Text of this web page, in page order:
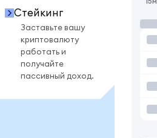
Стейкинг
Заставьте вашу
криптовалюту
работать и
получайте
пассивный доход.